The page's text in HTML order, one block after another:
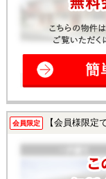
会員限定 【会員様限定